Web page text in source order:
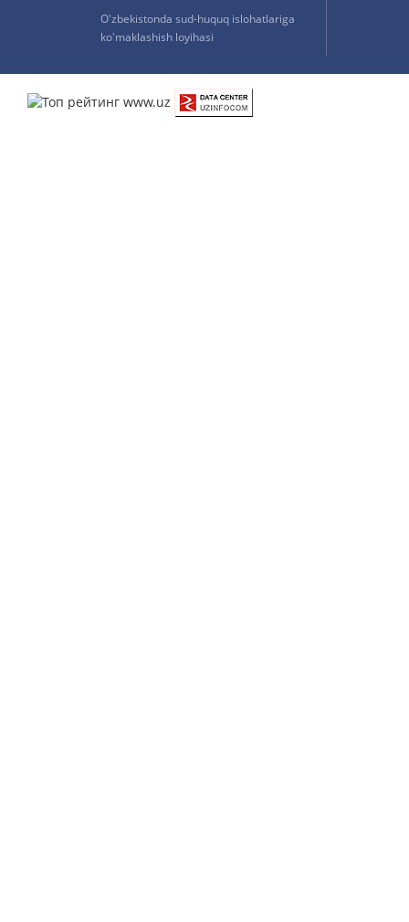
O'zbekistonda sud-huquq islohatlariga
ko'maklashish loyihasi